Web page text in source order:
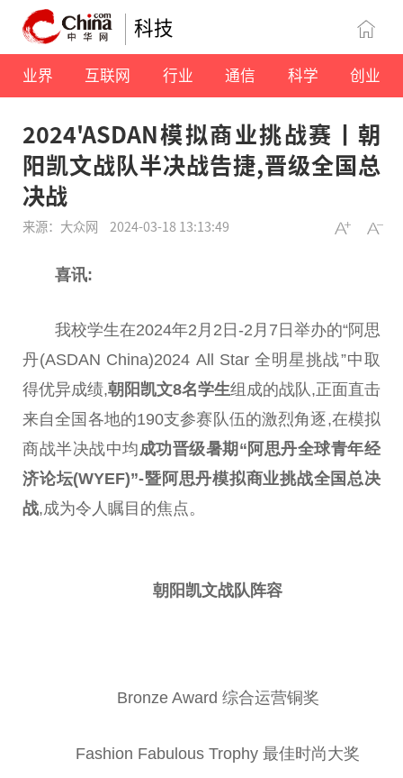
科技
业界 互联网 行业 通信 科学 创业
2024'ASDAN模拟商业挑战赛丨朝
阳凯文战队半决战告捷,晋级全国总
决战
来源：大众网 2024-03-18 13:13:49
喜讯:
我校学生在2024年2月2日-2月7日举办的“阿思
丹(ASDAN China)2024 All Star 全明星挑战”中取
得优异成绩,朝阳凯文8名学生组成的战队,正面直击
来自全国各地的190支参赛队伍的激烈角逐,在模拟
商战半决战中均成功晋级暑期“阿思丹全球青年经
济论坛(WYEF)”-暨阿思丹模拟商业挑战全国总决
战,成为令人瞩目的焦点。
朝阳凯文战队阵容
Bronze Award 综合运营铜奖
Fashion Fabulous Trophy 最佳时尚大奖